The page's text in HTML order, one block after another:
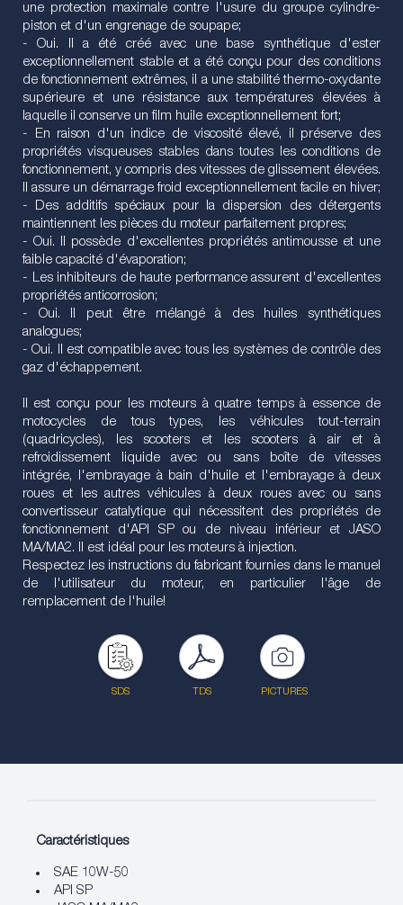
une protection maximale contre l'usure du groupe cylindre-
piston et d'un engrenage de soupape;
- Oui. Il a été créé avec une base synthétique d'ester
exceptionnellement stable et a été conçu pour des conditions
de fonctionnement extrêmes, il a une stabilité thermo-oxydante
supérieure et une résistance aux températures élevées à
laquelle il conserve un film huile exceptionnellement fort;
- En raison d'un indice de viscosité élevé, il préserve des
propriétés visqueuses stables dans toutes les conditions de
fonctionnement, y compris des vitesses de glissement élevées.
Il assure un démarrage froid exceptionnellement facile en hiver;
- Des additifs spéciaux pour la dispersion des détergents
maintiennent les pièces du moteur parfaitement propres;
- Oui. Il possède d'excellentes propriétés antimousse et une
faible capacité d'évaporation;
- Les inhibiteurs de haute performance assurent d'excellentes
propriétés anticorrosion;
- Oui. Il peut être mélangé à des huiles synthétiques
analogues;
- Oui. Il est compatible avec tous les systèmes de contrôle des
gaz d'échappement.
Il est conçu pour les moteurs à quatre temps à essence de
motocycles de tous types, les véhicules tout-terrain
(quadricycles), les scooters et les scooters à air et à
refroidissement liquide avec ou sans boîte de vitesses
intégrée, l'embrayage à bain d'huile et l'embrayage à deux
roues et les autres véhicules à deux roues avec ou sans
convertisseur catalytique qui nécessitent des propriétés de
fonctionnement d'API SP ou de niveau inférieur et JASO
MA/MA2. Il est idéal pour les moteurs à injection.
Respectez les instructions du fabricant fournies dans le manuel
de l'utilisateur du moteur, en particulier l'âge de
remplacement de l'huile!
SDS TDS PICTURES
Caractéristiques
SAE 10W-50
API SP